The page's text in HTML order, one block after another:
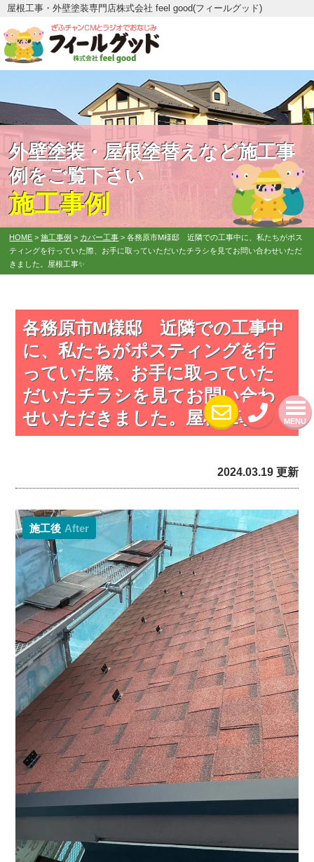
屋根工事・外壁塗装専門店株式会社 feel good(フィールグッド)
MENU
外壁塗装・屋根塗替えなど施工事
例をご覧下さい
施工事例
HOME >施工事例 > カバー工事 >各務原市M様邸 近隣での工事中に、私たちがポス
ティングを行っていた際、お手に取っていただいたチラシを見てお問い合わせいただ
きました。屋根工事✨
各務原市M様邸 近隣での工事中
に、私たちがポスティングを行
っていた際、お手に取っていた
だいたチラシを見てお問い合わ
せいただきました。屋根工事✨
2024.03.19 更新
施工後 After